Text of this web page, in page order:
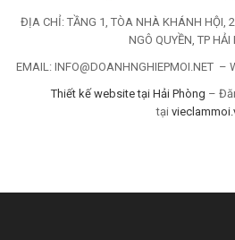
ĐỊA CHỈ: TẦNG 1, TÒA NHÀ KHÁNH HỘI,
NGÔ QUYỀN, TP HẢI
EMAIL: INFO@DOANHNGHIEPMOI.NET –
Thiết kế website tại Hải Phòng –
tại